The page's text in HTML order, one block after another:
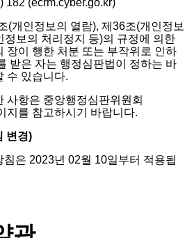
(개인정보의 열람), 제36조(개인정보
정보의 처리정지 등)의 규정에 의한
장이 행한 처분 또는 부작위로 인하
받은 자는 행정심판법이 정하는 바
수 있습니다.
항은 중앙행정심판위원회
지를 참고하시기 바랍니다.
변경)
침은 2023년 02월 10일부터 적용됩